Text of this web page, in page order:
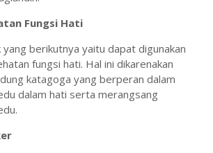
Fungsi Hati
berikutnya yaitu dapat digunakan
fungsi hati. Hal ini dikarenakan
katagoga yang berperan dalam
dalam hati serta merangsang